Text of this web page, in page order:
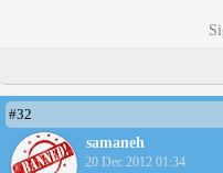
#32
samaneh
20 Dec 2012 01:34